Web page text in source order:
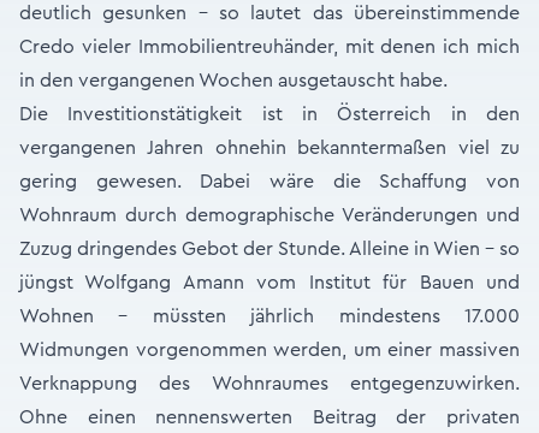
deutlich gesunken - so lautet das übereinstimmende
Credo vieler Immobilientreuhänder, mit denen ich mich
in den vergangenen Wochen ausgetauscht habe.
Die Investitionstätigkeit ist in Österreich in den
vergangenen Jahren ohnehin bekanntermaßen viel zu
gering gewesen. Dabei wäre die Schaffung von
Wohnraum durch demographische Veränderungen und
Zuzug dringendes Gebot der Stunde. Alleine in Wien – so
jüngst Wolfgang Amann vom Institut für Bauen und
Wohnen – müssten jährlich mindestens 17.000
Widmungen vorgenommen werden, um einer massiven
Verknappung des Wohnraumes entgegenzuwirken.
Ohne einen nennenswerten Beitrag der privaten